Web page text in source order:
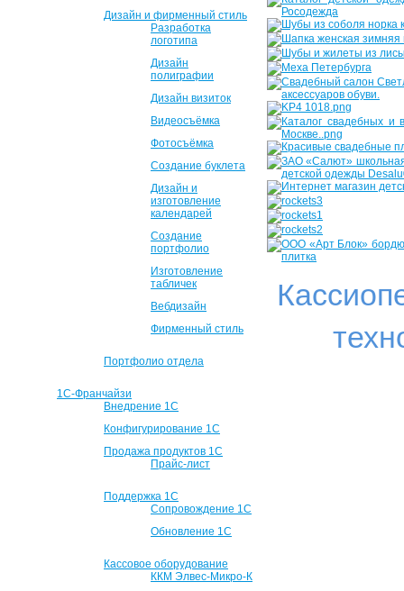
Дизайн и фирменный стиль
Разработка
логотипа
Дизайн
полиграфии
Дизайн визиток
Видеосъёмка
Фотосъёмка
Создание буклета
Дизайн и
изготовление
календарей
Создание
портфолио
Изготовление
табличек
Вебдизайн
Фирменный стиль
Портфолио отдела
1С-Франчайзи
Внедрение 1С
Конфигурирование 1С
Продажа продуктов 1С
Прайс-лист
Поддержка 1С
Сопровождение 1С
Обновление 1С
Кассовое оборудование
ККМ Элвес-Микро-К